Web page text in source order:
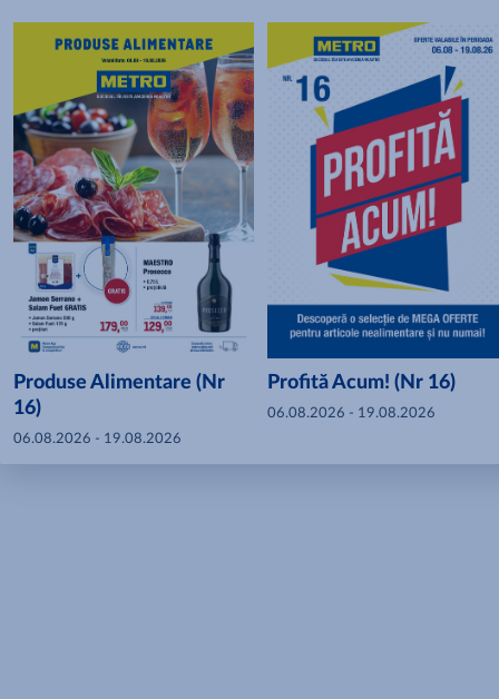
Produse Alimentare (Nr
16)
06.08.2026 - 19.08.2026
Profită Acum! (Nr 16)
06.08.2026 - 19.08.2026